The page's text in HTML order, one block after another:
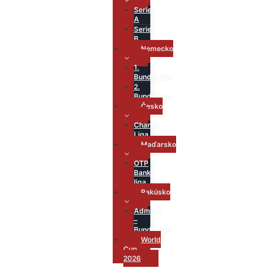
Serie
A
Serie
B
Nemecko
1.
Bundesliga
2.
Bundesliga
Česko
Chance
Liga
Maďarsko
OTP
Bank
liga
Rakúsko
Admiral
–
Bundesliga
World
Cup
2026